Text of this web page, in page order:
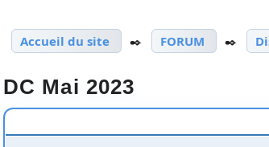
Accueil du site
✒️ FORUM ✒️
DC Mai 2023